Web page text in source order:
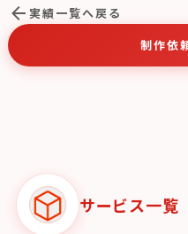
実績一覧へ戻る
制作依
サービス一覧